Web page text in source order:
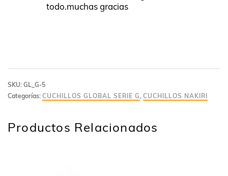
todo.muchas gracias
SKU: GL_G-5
Categorías: CUCHILLOS GLOBAL SERIE G , CUCHILLOS NAKIRI
Productos Relacionados